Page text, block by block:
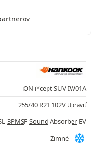
iON i*cept SUV IW01A
255/40 R21 102V Upraviť
3PMSF Sound Absorber EV
Zimné